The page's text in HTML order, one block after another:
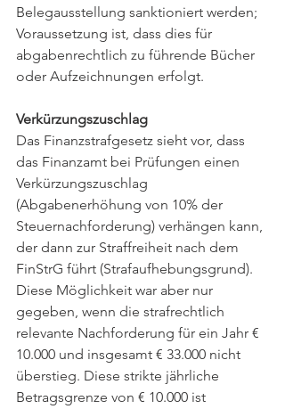
Belegausstellung sanktioniert werden;
Voraussetzung ist, dass dies für
abgabenrechtlich zu führende Bücher
oder Aufzeichnungen erfolgt.
Verkürzungszuschlag
Das Finanzstrafgesetz sieht vor, dass
das Finanzamt bei Prüfungen einen
Verkürzungszuschlag
(Abgabenerhöhung von 10% der
Steuernachforderung) verhängen kann,
der dann zur Straffreiheit nach dem
FinStrG führt (Strafaufhebungsgrund).
Diese Möglichkeit war aber nur
gegeben, wenn die strafrechtlich
relevante Nachforderung für ein Jahr €
10.000 und insgesamt € 33.000 nicht
überstieg. Diese strikte jährliche
Betragsgrenze von € 10.000 ist